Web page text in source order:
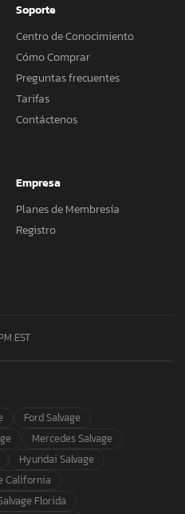
Soporte
Centro de Conocimiento
Cómo Comprar
Preguntas frecuentes
Tarifas
Contáctenos
Empresa
Planes de Membresía
Registro
EST
Ford Salvage
Mercedes Salvage
Hyundai Salvage
California
Florida